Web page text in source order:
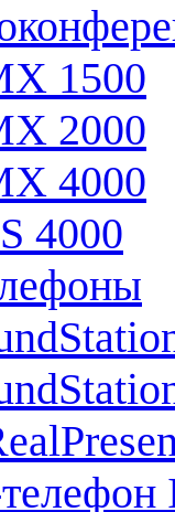
1500
2000
4000
4000